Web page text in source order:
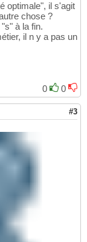
optimale", il s'agit
chose ?
à la fin.
il n y a pas un
0
0
#3